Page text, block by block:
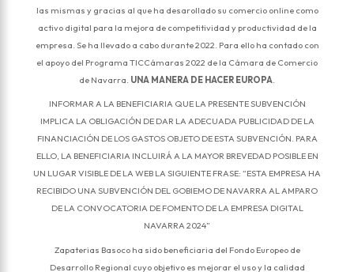
las mismas y gracias al que ha desarollado su comercio online como
activo digital para la mejora de competitividad y productividad de la
empresa. Se ha llevado a cabo durante 2022. Para ello ha contado con
el apoyo del Programa TICCámaras 2022 de la Cámara de Comercio
de Navarra. UNA MANERA DE HACER EUROPA.
INFORMAR A LA BENEFICIARIA QUE LA PRESENTE SUBVENCIÓN
IMPLICA LA OBLIGACIÓN DE DAR LA ADECUADA PUBLICIDAD DE LA
FINANCIACIÓN DE LOS GASTOS OBJETO DE ESTA SUBVENCIÓN. PARA
ELLO, LA BENEFICIARIA INCLUIRÁ A LA MAYOR BREVEDAD POSIBLE EN
UN LUGAR VISIBLE DE LA WEB LA SIGUIENTE FRASE: “ESTA EMPRESA HA
RECIBIDO UNA SUBVENCIÓN DEL GOBIEMO DE NAVARRA AL AMPARO
DE LA CONVOCATORIA DE FOMENTO DE LA EMPRESA DIGITAL
NAVARRA 2024”
Zapaterias Basoco ha sido beneficiaria del Fondo Europeo de
Desarrollo Regional cuyo objetivo es mejorar el uso y la calidad